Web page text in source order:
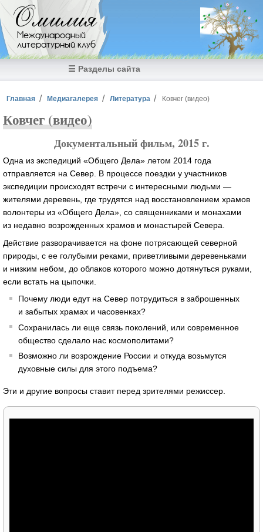
Перейти к основному содержанию
Омилия
Международный
литературный клуб
☰ Разделы сайта
Вы здесь
Главная Медиагалерея Литература Ковчег (видео)
Ковчег (видео)
Документальный фильм, 2015 г.
Одна из экспедиций «Общего Дела» летом 2014 года
отправляется на Север. В процессе поездки у участников
экспедиции происходят встречи с интересными людьми —
жителями деревень, где трудятся над восстановлением храмов
волонтеры из «Общего Дела», со священниками и монахами
из недавно возрожденных храмов и монастырей Севера.
Действие разворачивается на фоне потрясающей северной
природы, с ее голубыми реками, приветливыми деревеньками
и низким небом, до облаков которого можно дотянуться руками,
если встать на цыпочки.
Почему люди едут на Север потрудиться в заброшенных
и забытых храмах и часовенках?
Сохранилась ли еще связь поколений, или современное
общество сделало нас космополитами?
Возможно ли возрождение России и откуда возьмутся
духовные силы для этого подъема?
Эти и другие вопросы ставит перед зрителями режиссер.